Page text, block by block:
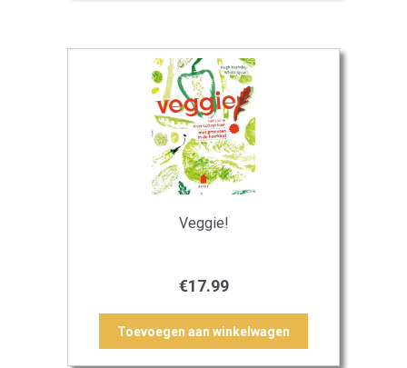
Veggie!
€17.99
Toevoegen aan winkelwagen